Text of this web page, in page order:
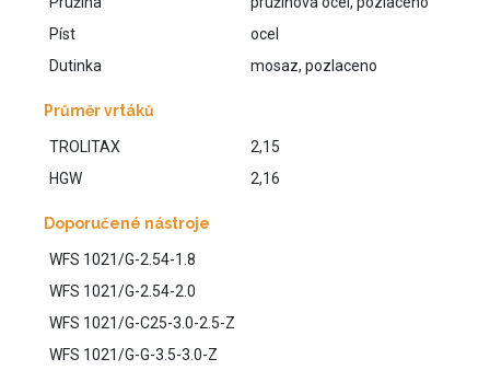
Píst
ocel
Dutinka
mosaz, pozlaceno
Průměr vrtáků
TROLITAX
2,15
HGW
2,16
Doporučené nástroje
WFS 1021/G-2.54-1.8
WFS 1021/G-2.54-2.0
WFS 1021/G-C25-3.0-2.5-Z
WFS 1021/G-G-3.5-3.0-Z